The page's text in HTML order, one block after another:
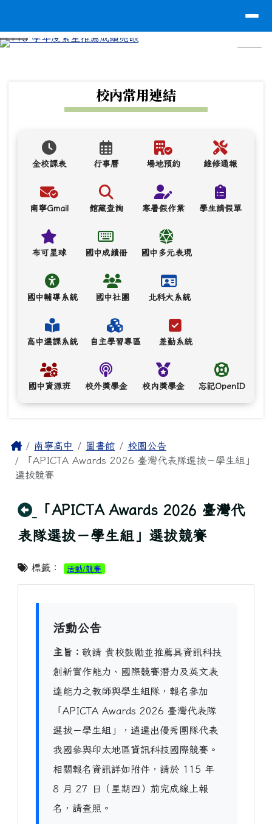
校內常用連結
全校課表 行事曆 場地預約 維修通報
南寧Gmail 館藏查詢 寒暑假作業 學生請假單
布可星球 國中成績冊 國中多元表現
國中輔導系統 國中社團 北科大系統
高中選課系統 自主學習專區 差勤系統
國中資源班 校外獎學金 校內獎學金 忘記OpenID
主內容區域
Home南寧高中 圖書館
校園公告
「APICTA Awards 2026 臺灣代表隊選拔－學生組」
選拔競賽
回上頁
「APICTA Awards 2026 臺灣代
表隊選拔－學生組」選拔競賽
標籤： 活動/競賽
活動公告
主旨： 敬請 貴校鼓勵並推薦具資訊科技
創新實作能力、國際競賽潛力及英文表
達能力之教師與學生組隊，報名參加
「APICTA Awards 2026 臺灣代表隊
選拔－學生組」，遴選出優秀團隊代表
我國參與印太地區資訊科技國際競賽。
相關報名資訊詳如附件，請於 115 年
8 月 27 日（星期四）前完成線上報
名，請查照。